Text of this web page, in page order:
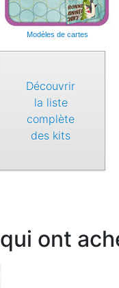
Modèles de cartes
Découvrir
la liste
complète
des kits
ont